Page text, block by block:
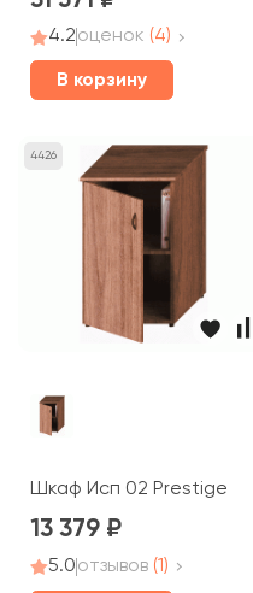
4.2оценок (4)
В корзину
4426
Шкаф Исп 02 Prestige
13 379
5.0отзывов (1)